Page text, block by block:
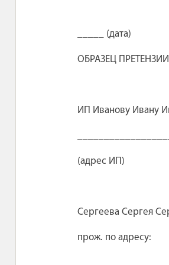
_____
ОБРАЗЕЦ
ИП Иванову Ивану
(адрес ИП)
Сергеева Сергея
прож. по адресу: